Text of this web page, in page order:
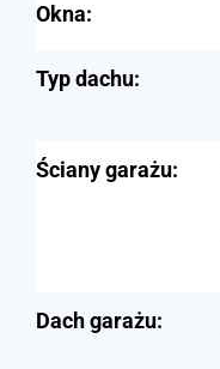
Okna:
Typ dachu:
Ściany garażu:
Dach garażu: